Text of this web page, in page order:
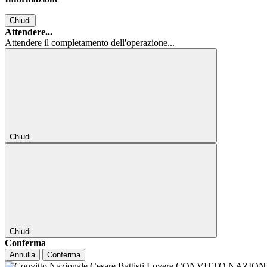
Chiudi
Attendere...
Attendere il completamento dell'operazione...
Chiudi
Chiudi
Conferma
Annulla Conferma